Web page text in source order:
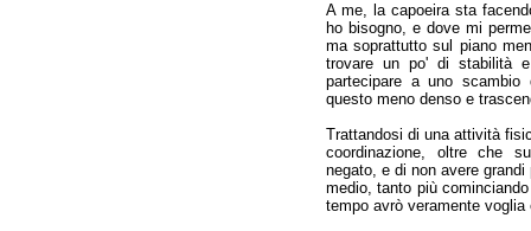
A me, la capoeira sta
ho bisogno, e dove mi
ma soprattutto sul piano
trovare un po' di stabilità
partecipare a uno
questo meno denso e
Trattandosi di una attività
coordinazione, oltre che
negato, e di non avere
medio, tanto più
tempo avrò veramente